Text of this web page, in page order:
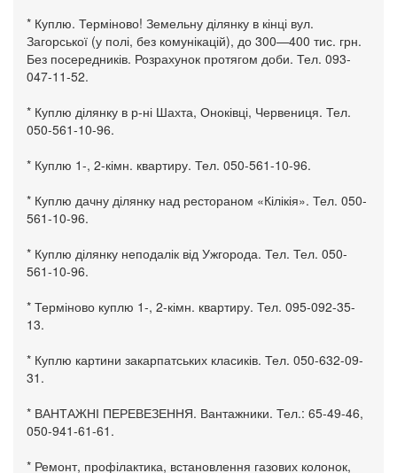
* Куплю. Терміново! Земельну ділянку в кінці вул.
Загорської (у полі, без комунікацій), до 300—400 тис. грн.
Без посередників. Розрахунок протягом доби. Тел. 093-
047-11-52.
* Куплю ділянку в р-ні Шахта, Оноківці, Червениця. Тел.
050-561-10-96.
* Куплю 1-, 2-кімн. квартиру. Тел. 050-561-10-96.
* Куплю дачну ділянку над рестораном «Кілікія». Тел. 050-
561-10-96.
* Куплю ділянку неподалік від Ужгорода. Тел. Тел. 050-
561-10-96.
* Терміново куплю 1-, 2-кімн. квартиру. Тел. 095-092-35-
13.
* Куплю картини закарпатських класиків. Тел. 050-632-09-
31.
* ВАНТАЖНІ ПЕРЕВЕЗЕННЯ. Вантажники. Тел.: 65-49-46,
050-941-61-61.
* Ремонт, профілактика, встановлення газових колонок,